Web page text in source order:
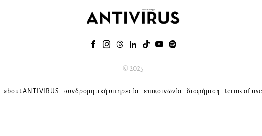
© 2025
about ANTIVIRUS συνδρομητική υπηρεσία επικοινωνία διαφήμιση terms of use